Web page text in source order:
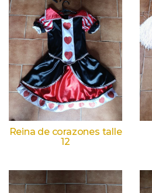
Reina de corazones talle
12